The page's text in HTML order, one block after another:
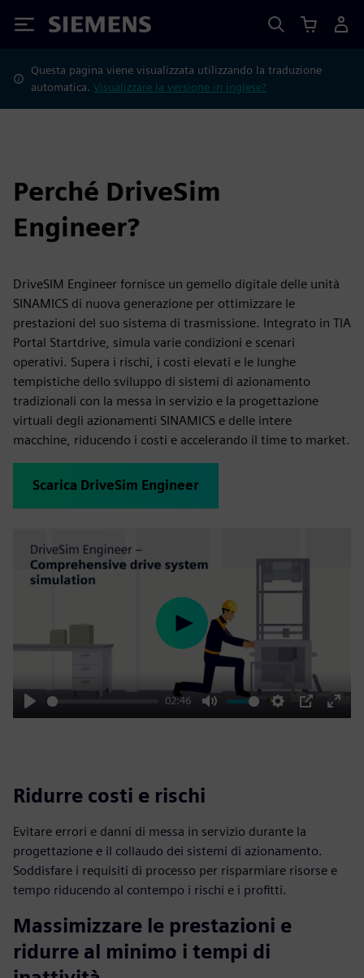
Siemens
Questa pagina viene visualizzata utilizzando la traduzione
automatica.Visualizzare la versione in inglese?
Perché DriveSim
Engineer?
DriveSIM Engineer fornisce un gemello digitale delle unità
SINAMICS di nuova generazione per ottimizzare le
prestazioni del suo sistema di trasmissione. Integrato in TIA
Portal Startdrive, simula varie condizioni e scenari
operativi. Supera i rischi, i costi elevati e le lunghe
tempistiche dello sviluppo di sistemi di azionamento
tradizionali con la messa in servizio e la progettazione
virtuali degli azionamenti SINAMICS e delle intere
macchine, riducendo i costi e accelerando il time to market.
Scarica DriveSim Engineer
Play
02:46
Mute Settings
PIP
Enter
Play
Ridurre costi e rischi
Evitare errori e danni di messa in servizio durante la
progettazione e il collaudo dei sistemi di azionamento.
Soddisfare i requisiti di processo per risparmiare risorse e
tempo riducendo al contempo i rischi e i profitti.
Massimizzare le prestazioni e
ridurre al minimo i tempi di